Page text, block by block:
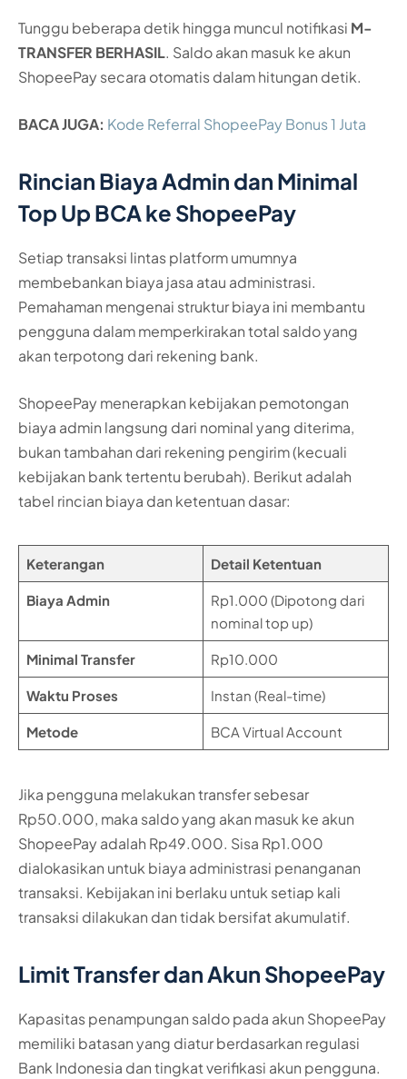
Tunggu beberapa detik hingga muncul notifikasi M-
TRANSFER BERHASIL. Saldo akan masuk ke akun
ShopeePay secara otomatis dalam hitungan detik.
BACA JUGA: Kode Referral ShopeePay Bonus 1 Juta
Rincian Biaya Admin dan Minimal
Top Up BCA ke ShopeePay
Setiap transaksi lintas platform umumnya
membebankan biaya jasa atau administrasi.
Pemahaman mengenai struktur biaya ini membantu
pengguna dalam memperkirakan total saldo yang
akan terpotong dari rekening bank.
ShopeePay menerapkan kebijakan pemotongan
biaya admin langsung dari nominal yang diterima,
bukan tambahan dari rekening pengirim (kecuali
kebijakan bank tertentu berubah). Berikut adalah
tabel rincian biaya dan ketentuan dasar:
Keterangan Detail Ketentuan
Biaya Admin
Rp1.000 (Dipotong dari
nominal top up)
Minimal Transfer Rp10.000
Waktu Proses Instan (Real-time)
Metode BCA Virtual Account
Jika pengguna melakukan transfer sebesar
Rp50.000, maka saldo yang akan masuk ke akun
ShopeePay adalah Rp49.000. Sisa Rp1.000
dialokasikan untuk biaya administrasi penanganan
transaksi. Kebijakan ini berlaku untuk setiap kali
transaksi dilakukan dan tidak bersifat akumulatif.
Limit Transfer dan Akun ShopeePay
Kapasitas penampungan saldo pada akun ShopeePay
memiliki batasan yang diatur berdasarkan regulasi
Bank Indonesia dan tingkat verifikasi akun pengguna.